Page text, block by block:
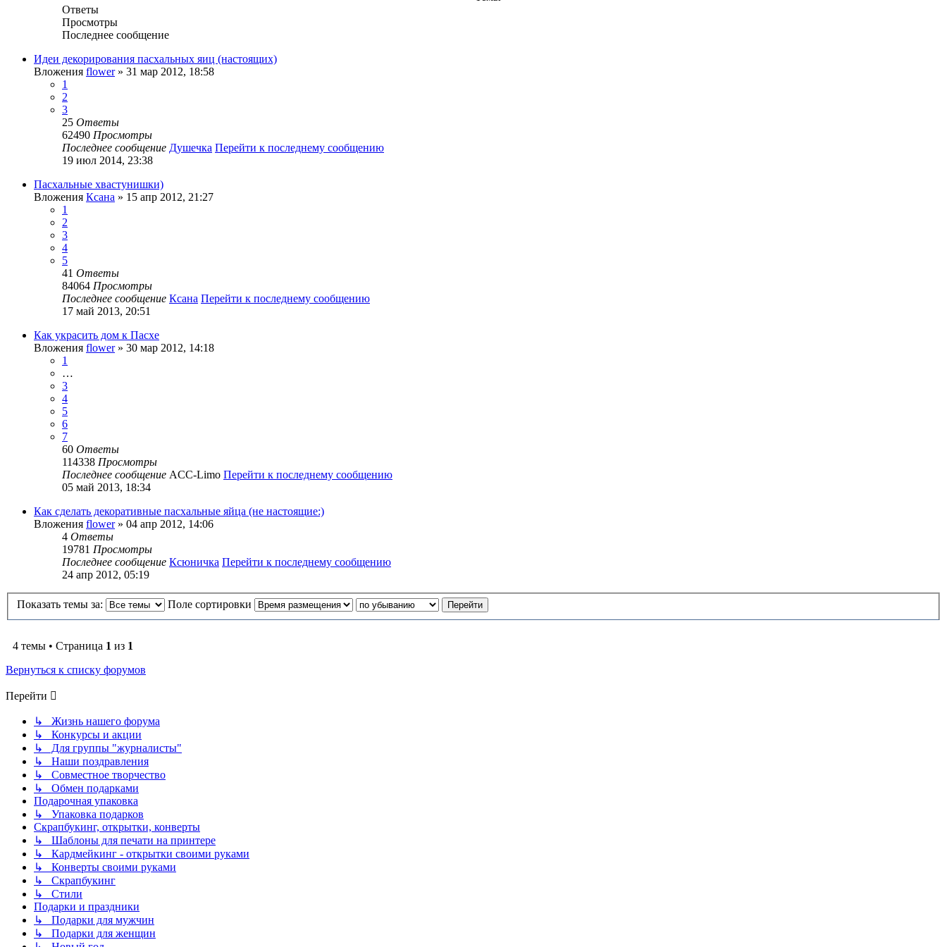
Ответы
Просмотры
Последнее сообщение
Идеи декорирования пасхальных яиц (настоящих)
Вложения flower» 31 мар 2012, 18:58
1
2
3
25 Ответы
62490 Просмотры
Последнее сообщение Душечка Перейти к последнему сообщению
19 июл 2014, 23:38
Пасхальные хвастунишки)
Вложения Ксана » 15 апр 2012, 21:27
1
2
3
4
5
41 Ответы
84064 Просмотры
Последнее сообщение Ксана Перейти к последнему сообщению
17 май 2013, 20:51
Как украсить дом к Пасхе
Вложения flower» 30 мар 2012, 14:18
1
…
3
4
5
6
7
60 Ответы
114338 Просмотры
Последнее сообщение ACC-Limo Перейти к последнему сообщению
05 май 2013, 18:34
Как сделать декоративные пасхальные яйца (не настоящие:)
Вложения flower» 04 апр 2012, 14:06
4 Ответы
19781 Просмотры
Последнее сообщение Ксюничка Перейти к последнему сообщению
24 апр 2012, 05:19
Показать темы за: Поле сортировки
4 темы • Страница 1 из 1
Вернуться к списку форумов
Перейти
↳ Жизнь нашего форума
↳ Конкурсы и акции
↳ Для группы "журналисты"
↳ Наши поздравления
↳ Совместное творчество
↳ Обмен подарками
Подарочная упаковка
↳ Упаковка подарков
Скрапбукинг, открытки, конверты
↳ Шаблоны для печати на принтере
↳ Кардмейкинг - открытки своими руками
↳ Конверты своими руками
↳ Скрапбукинг
↳ Стили
Подарки и праздники
↳ Подарки для мужчин
↳ Подарки для женщин